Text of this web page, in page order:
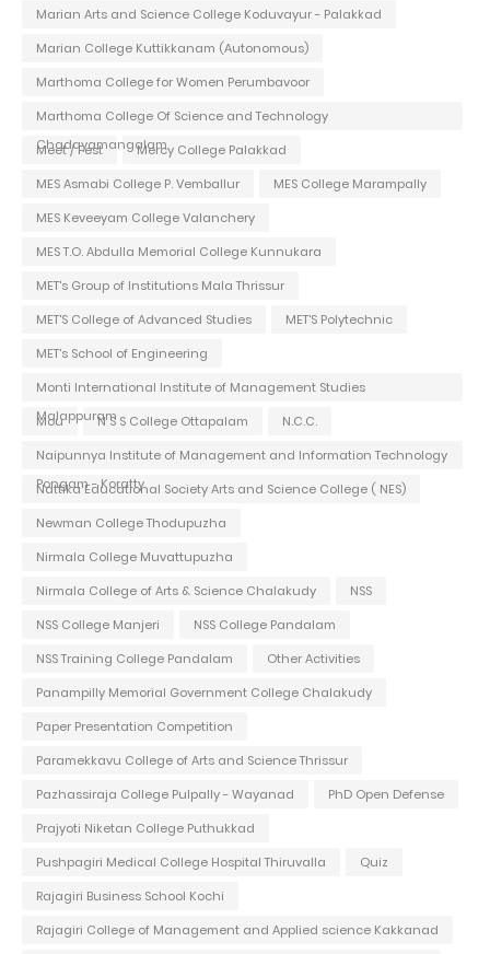
Marian Arts and Science College Koduvayur - Palakkad
Marian College Kuttikkanam (Autonomous)
Marthoma College for Women Perumbavoor
Marthoma College Of Science and Technology
Chadayamangalam
Meet / Fest
Mercy College Palakkad
MES Asmabi College P. Vemballur
MES College Marampally
MES Keveeyam College Valanchery
MES T.O. Abdulla Memorial College Kunnukara
MET's Group of Institutions Mala Thrissur
MET'S College of Advanced Studies
MET'S Polytechnic
MET's School of Engineering
Monti International Institute of Management Studies
Malappuram
Mou N S S College Ottapalam
N.C.C.
Naipunnya Institute of Management and Information Technology
Pongam - Koratty
Nattika Educational Society Arts and Science College ( NES)
Newman College Thodupuzha
Nirmala College Muvattupuzha
Nirmala College of Arts & Science Chalakudy
NSS
NSS College Manjeri
NSS College Pandalam
NSS Training College Pandalam
Other Activities
Panampilly Memorial Government College Chalakudy
Paper Presentation Competition
Paramekkavu College of Arts and Science Thrissur
Pazhassiraja College Pulpally - Wayanad
PhD Open Defense
Prajyoti Niketan College Puthukkad
Pushpagiri Medical College Hospital Thiruvalla
Quiz
Rajagiri Business School Kochi
Rajagiri College of Management and Applied science Kakkanad